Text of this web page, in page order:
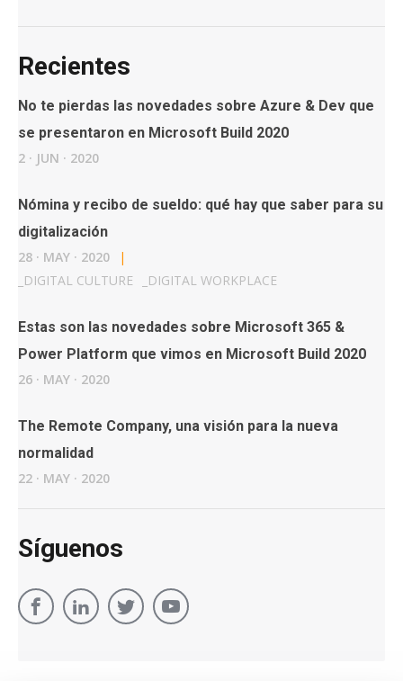
Recientes
No te pierdas las novedades sobre Azure & Dev que
se presentaron en Microsoft Build 2020
2 · JUN · 2020
Nómina y recibo de sueldo: qué hay que saber para su
digitalización
28 · MAY · 2020
|
DIGITAL CULTURE DIGITAL WORKPLACE
Estas son las novedades sobre Microsoft 365 &
Power Platform que vimos en Microsoft Build 2020
26 · MAY · 2020
The Remote Company, una visión para la nueva
normalidad
22 · MAY · 2020
Síguenos